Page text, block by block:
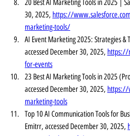
20 Best AI Marketing Tools in 2025 |
30, 2025, https://
marketing-tools/
AI Event Marketing 2025: Strategies &
accessed December 30, 2025, https://
for-events
23 Best AI Marketing Tools in 2025
accessed December 30, 2025, https://
marketing-tools
Top 10 AI Communication Tools for
Emitrr, accessed December 30, 2025,